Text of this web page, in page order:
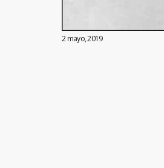
2 mayo, 2019